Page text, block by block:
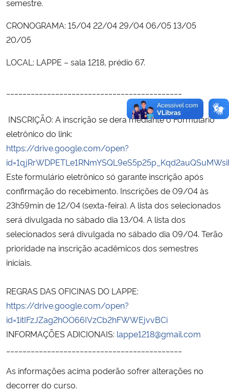
semestre.
CRONOGRAMA: 15/04 22/04 29/04 06/05 13/05
20/05
LOCAL: LAPPE – sala 1218, prédio 67.
INSCRIÇÃO: A inscrição se dera mediante o Formulário
eletrônico do link:
https://drive.google.com/open?
Este formulário eletrônico só garante inscrição após
confirmação do recebimento. Inscrições de 09/04 às
23h59min de 12/04 (sexta-feira). A lista dos selecionados
será divulgada no sábado dia 13/04. A lista dos
selecionados será divulgada no sábado dia 09/04. Terão
prioridade na inscrição acadêmicos dos semestres
iniciais.
REGRAS DAS OFICINAS DO LAPPE:
https://drive.google.com/open?
id=1itIFzJZag2hOO66IVzCb2hFWWEjvvBCi
INFORMAÇÕES ADICIONAIS: lappe1218@gmail.com
As informações acima poderão sofrer alterações no
decorrer do curso.